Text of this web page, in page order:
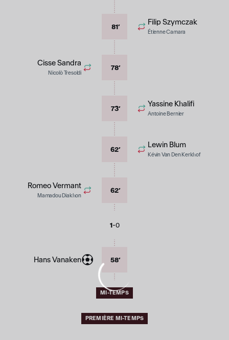
Filip Szymczak
Étienne Camara
81’
Cisse Sandra
Nicolò Tresoldi
78’
Yassine Khalifi
Antoine Bernier
73’
Lewin Blum
Kévin Van Den Kerkhof
62’
Romeo Vermant
Mamadou Diakhon
62’
1-0
Hans Vanaken 58’
MI-TEMPS
PREMIÈRE MI-TEMPS